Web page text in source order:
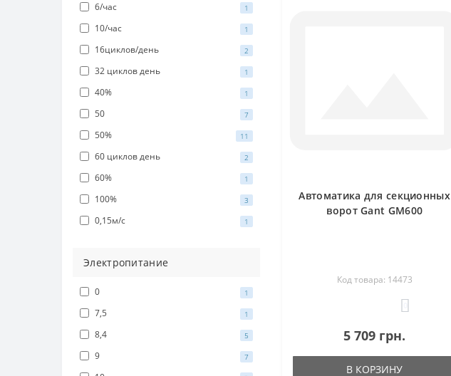
6/час 1
10/час 1
16циклов/день 2
32 циклов день 1
40% 1
50 7
50% 11
60 циклов день 2
60% 1
100% 3
0,15м/с 1
Электропитание
0 1
7,5 1
8,4 5
9 7
Автоматика для секционных
ворот Gant GM600
Код товара: 14473
5 709 грн.
В КОРЗИНУ